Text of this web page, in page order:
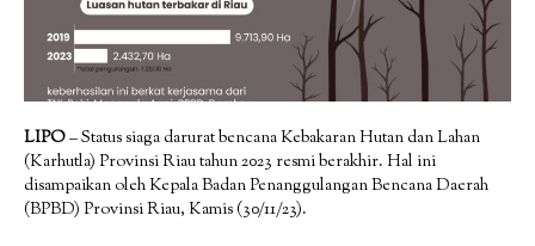
LIPO– Status siaga darurat bencana Kebakaran Hutan dan Lahan
(Karhutla) Provinsi Riau tahun 2023 resmi berakhir. Hal ini
disampaikan oleh Kepala Badan Penanggulangan Bencana Daerah
(BPBD) Provinsi Riau, Kamis (30/11/23).